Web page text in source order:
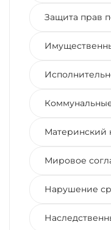
Защита прав
Материнский
Мировое
Нарушение